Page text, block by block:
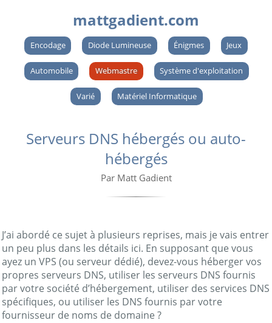
mattgadient.com
Encodage Diode Lumineuse Énigmes Jeux
Automobile Webmastre Système d'exploitation
Varié Matériel Informatique
Serveurs DNS hébergés ou auto-
hébergés
Par Matt Gadient
J’ai abordé ce sujet à plusieurs reprises, mais je vais entrer
un peu plus dans les détails ici. En supposant que vous
ayez un VPS (ou serveur dédié), devez-vous héberger vos
propres serveurs DNS, utiliser les serveurs DNS fournis
par votre société d’hébergement, utiliser des services DNS
spécifiques, ou utiliser les DNS fournis par votre
fournisseur de noms de domaine ?